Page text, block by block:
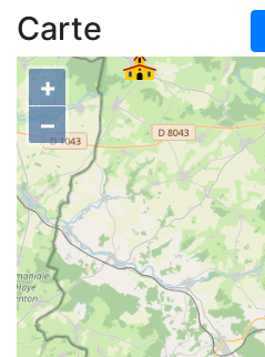
Carte
+
–